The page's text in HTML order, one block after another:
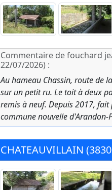
Commentaire de fouchard
22/07/2026) :
Au hameau Chassin, route de
sur un petit ru. Le toit à deux
remis à neuf. Depuis 2017, fait
commune nouvelle d'Arandon-
CHATEAUVILLAIN